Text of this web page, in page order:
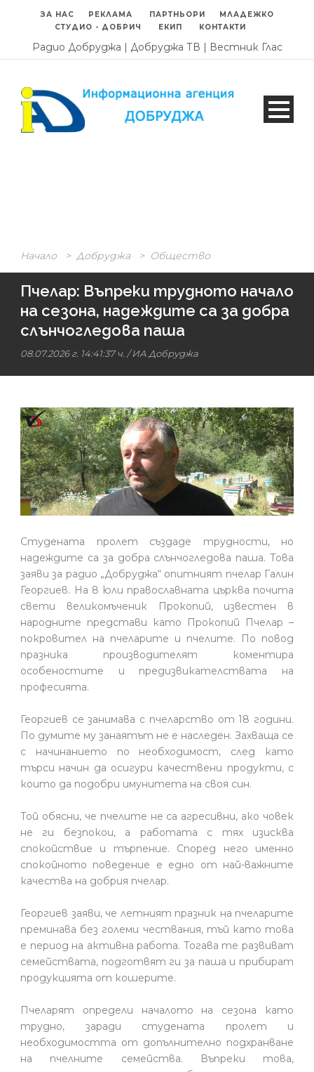
ЗА НАС РЕКЛАМА ПАРТНЬОРИ
МЛАДЕЖКО
СТУДИО - ДОБРИЧ
ЕКИП КОНТАКТИ
Радио Добруджа | Добруджа ТВ | Вестник Глас
Начало > Добруджа > Общество
Пчелар: Въпреки трудното начало
на сезона, надеждите са за добра
слънчогледова паша
08.07.2026 г. 14:41:37 ч. /ИА Добруджа
Студената пролет създаде трудности, но
надеждите са за добра слънчогледова паша. Това
заяви за радио „Добруджа“ опитният пчелар Галин
Георгиев. На 8 юли православната църква почита
свети великомъченик Прокопий, известен в
народните представи като Прокопий Пчелар –
покровител на пчеларите и пчелите. По повод
празника производителят коментира
особеностите и предизвикателствата на
професията.
Георгиев се занимава с пчеларство от 18 години.
По думите му занаятът не е наследен. Захваща се
с начинанието по необходимост, след като
търси начин да осигури качествени продукти, с
които да подобри имунитета на своя син.
Той обясни, че пчелите не са агресивни, ако човек
не ги безпокои, а работата с тях изисква
спокойствие и търпение. Според него именно
спокойното поведение е едно от най-важните
качества на добрия пчелар.
Георгиев заяви, че летният празник на пчеларите
преминава без големи чествания, тъй като това
е период на активна работа. Тогава те развиват
семействата, подготвят ги за паша и прибират
продукцията от кошерите.
Пчеларят определи началото на сезона като
трудно, заради студената пролет и
необходимостта от допълнително подхранване
на пчелните семейства. Въпреки това,